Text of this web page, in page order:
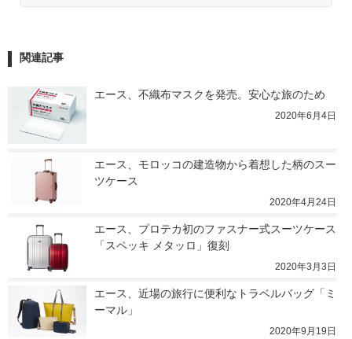
関連記事
エース、不織布マスクを発売。安心な旅のため
2020年6月4日
エース、モロッコの建造物から着想した柄のスー
ツケース
2020年4月24日
エース、プロテカ初のファスナー式スーツケース
「スペッキ メタッロ」復刻
2020年3月3日
エース、近場の旅行に便利なトラベルバッグ「ミ
ーマル」
2020年9月19日